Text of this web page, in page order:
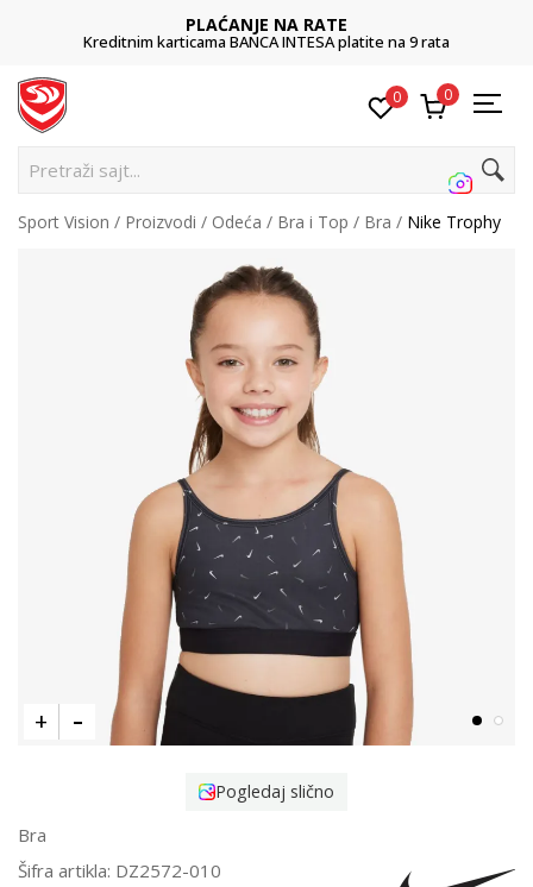
PLAĆANJE NA RATE
Kreditnim karticama BANCA INTESA platite na 9 rata
0 0
Pretraži sajt...
Sport Vision Proizvodi Odeća Bra i Top Bra Nike Trophy
Pogledaj slično
Bra
Šifra artikla: DZ2572-010